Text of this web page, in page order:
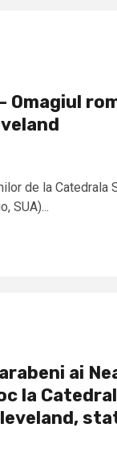
Omagiul
de la Catedrala
SUA)...
ai
la